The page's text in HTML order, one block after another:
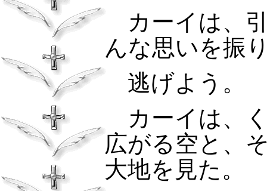
カーイは、
んな思いを振
逃げよう。
カーイは、
広がる空と、
大地を見た。